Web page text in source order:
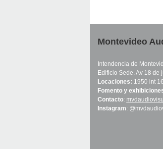
Montevideo
Intendencia de
Edificio Sede. Av 18 de
Locaciones: 1950 int
Fomento y
Contacto:
Instagram: